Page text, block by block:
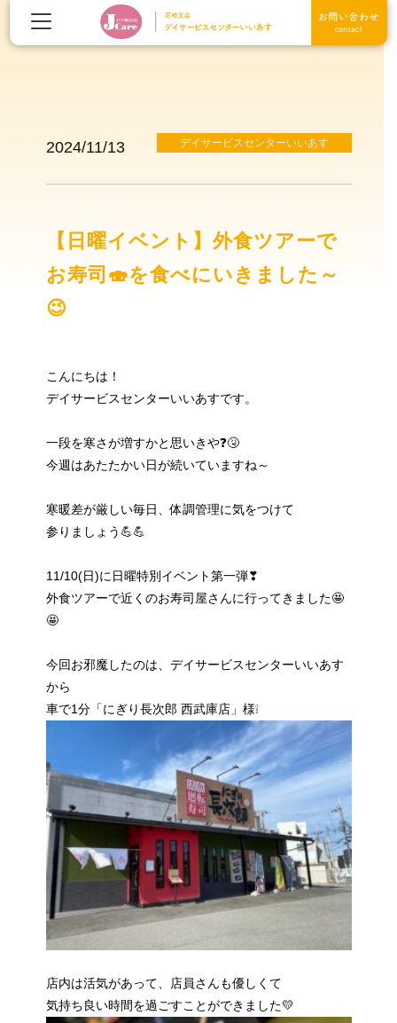
2024/11/13 デイサービスセンターいいあす
【日曜イベント】外食ツアーで
お寿司🍣を食べにいきました～
😉
こんにちは！
デイサービスセンターいいあすです。
一段を寒さが増すかと思いきや❓🤧
今週はあたたかい日が続いていますね～
寒暖差が厳しい毎日、体調管理に気をつけて
参りましょう💪💪
11/10(日)に日曜特別イベント第一弾❣
外食ツアーで近くのお寿司屋さんに行ってきました🤩
🤩
今回お邪魔したのは、デイサービスセンターいいあす
から
車で1分「にぎり長次郎 西武庫店」様❕
店内は活気があって、店員さんも優しくて
気持ち良い時間を過ごすことができました💛